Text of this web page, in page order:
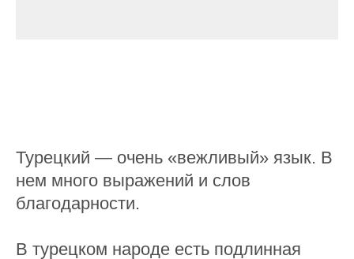
Турецкий — очень «вежливый» язык. В
нем много выражений и слов
благодарности.
В турецком народе есть подлинная